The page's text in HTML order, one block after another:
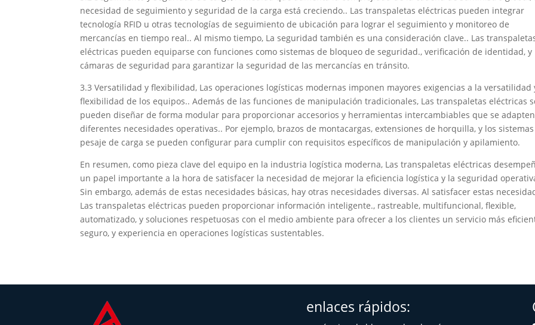
necesidad de seguimiento y seguridad de la carga está creciendo.. Las transpaletas eléctricas pueden integrar
tecnología RFID u otras tecnologías de seguimiento de ubicación para lograr el seguimiento y monitoreo de
mercancías en tiempo real.. Al mismo tiempo, La seguridad también es una consideración clave.. Las
eléctricas pueden equiparse con funciones como sistemas de bloqueo de seguridad., verificación de identidad, y
cámaras de seguridad para garantizar la seguridad de las mercancías en tránsito.
3.3 Versatilidad y flexibilidad, Las operaciones logísticas modernas imponen mayores exigencias a la versatilidad
flexibilidad de los equipos.. Además de las funciones de manipulación tradicionales, Las transpaletas eléctricas
pueden diseñar de forma modular para proporcionar accesorios y herramientas intercambiables que se
diferentes necesidades operativas.. Por ejemplo, brazos de montacargas, extensiones de horquilla, y los
pesaje de carga se pueden configurar para cumplir con requisitos específicos de manipulación y apilamiento.
En resumen, como pieza clave del equipo en la industria logística moderna, Las transpaletas eléctricas
un papel importante a la hora de satisfacer la necesidad de mejorar la eficiencia logística y la seguridad
Sin embargo, además de estas necesidades básicas, hay otras necesidades diversas. Al satisfacer estas
Las transpaletas eléctricas pueden proporcionar información inteligente., rastreable, multifuncional, flexible,
automatizado, y soluciones respetuosas con el medio ambiente para ofrecer a los clientes un servicio más
seguro, y experiencia en operaciones logísticas sustentables.
enlaces rápidos: